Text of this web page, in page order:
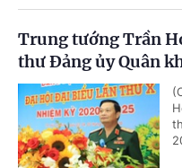
Trung tướng Trần
thư Đảng ủy Quân